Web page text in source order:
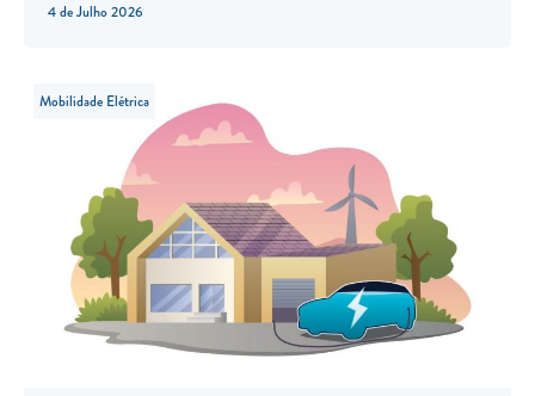
4 de Julho 2026
Mobilidade Elétrica